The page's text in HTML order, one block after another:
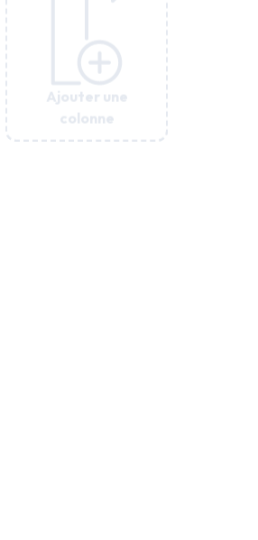
Ajouter une
colonne
Ajouter une
colonne
Ajouter une
colonne
Ajouter une
colonne
Ajouter une
colonne